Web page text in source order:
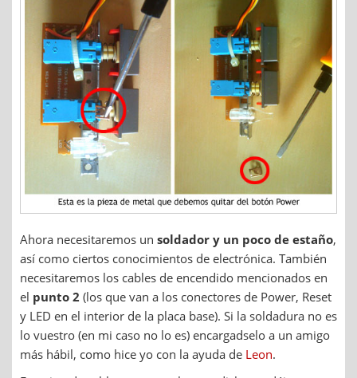
Ahora necesitaremos un soldador y un poco de estaño,
así como ciertos conocimientos de electrónica. También
necesitaremos los cables de encendido mencionados en
el punto 2 (los que van a los conectores de Power, Reset
y LED en el interior de la placa base). Si la soldadura no es
lo vuestro (en mi caso no lo es) encargadselo a un amigo
más hábil, como hice yo con la ayuda de Leon.